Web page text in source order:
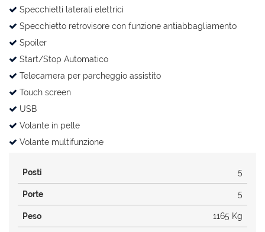
Specchietti laterali elettrici
Specchietto retrovisore con funzione antiabbagliamento
Spoiler
Start/Stop Automatico
Telecamera per parcheggio assistito
Touch screen
USB
Volante in pelle
Volante multifunzione
Posti 5
Porte 5
Peso 1165 Kg